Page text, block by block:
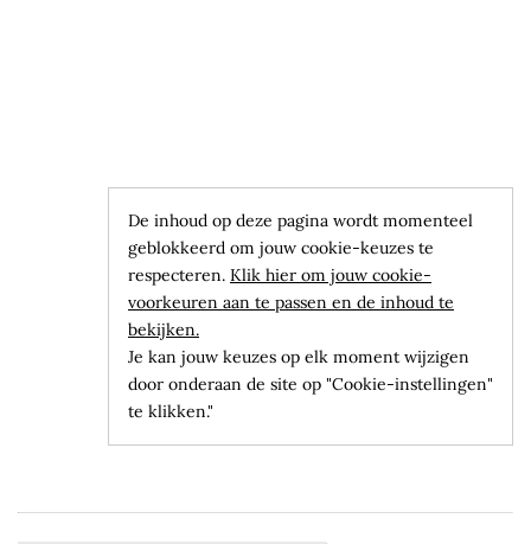
De inhoud op deze pagina wordt momenteel
geblokkeerd om jouw cookie-keuzes te
respecteren. Klik hier om jouw cookie-
voorkeuren aan te passen en de inhoud te
bekijken.
Je kan jouw keuzes op elk moment wijzigen
door onderaan de site op "Cookie-instellingen"
te klikken."